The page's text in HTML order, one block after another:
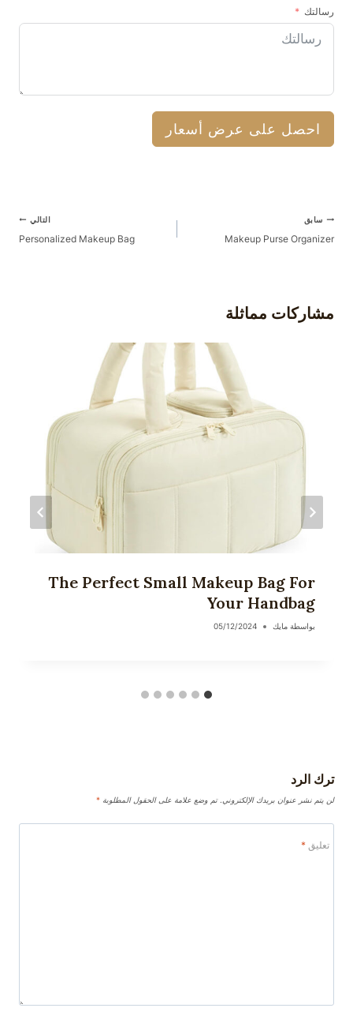
رسالتك
احصل على عرض أسعار
آخر
الملاحة
سابق
Makeup Purse Organizer
التالي
Personalized Makeup Bag
مشاركات مماثلة
The Perfect Small Makeup Bag For
Your Handbag
بواسطة مايك 05/12/2024
ترك الرد
لن يتم نشر عنوان بريدك الإلكتروني. تم وضع علامة على الحقول المطلوبة *
تعليق *